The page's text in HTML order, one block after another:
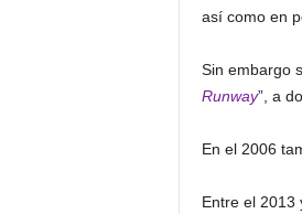
así como en
Sin embargo
Runway”, a
En el 2006
Entre el 2013